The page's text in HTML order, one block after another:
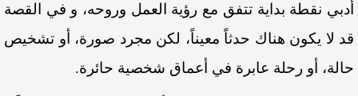
أدبي نقطة بداية تتفق مع رؤية العمل وروحه، و في القصة
قد لا يكون هناك حدثاً معيناً، لكن مجرد صورة، أو تشخيص
حالة، أو رحلة عابرة في أعماق شخصية حائرة.